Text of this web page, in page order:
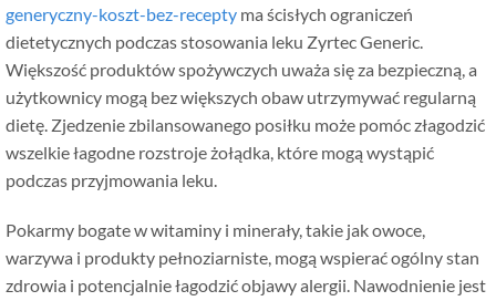
generyczny-koszt-bez-recepty ma ścisłych ograniczeń
dietetycznych podczas stosowania leku Zyrtec Generic.
Większość produktów spożywczych uważa się za bezpieczną, a
użytkownicy mogą bez większych obaw utrzymywać regularną
dietę. Zjedzenie zbilansowanego posiłku może pomóc złagodzić
wszelkie łagodne rozstroje żołądka, które mogą wystąpić
podczas przyjmowania leku.
Pokarmy bogate w witaminy i minerały, takie jak owoce,
warzywa i produkty pełnoziarniste, mogą wspierać ogólny stan
zdrowia i potencjalnie łagodzić objawy alergii. Nawodnienie jest